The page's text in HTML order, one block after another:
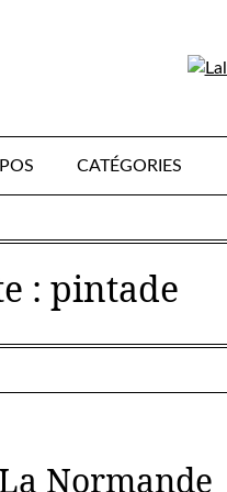
CATÉGORIES
: pintade
Normande